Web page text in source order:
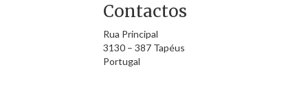
Contactos
Rua Principal
3130 – 387 Tapéus
Portugal